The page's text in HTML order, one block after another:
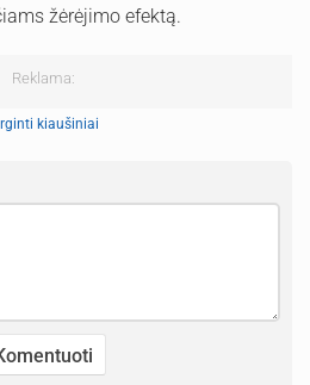
žėrėjimo efektą.
Reklama:
kiaušiniai